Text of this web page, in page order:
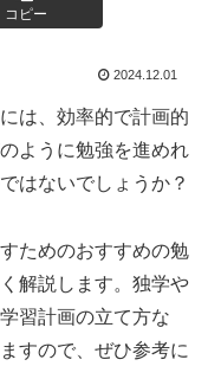
コピー
2024.12.01
は、効率的で計画的
ように勉強を進めれ
はないでしょうか？
ためのおすすめの勉
解説します。独学や
習計画の立て方な
すので、ぜひ参考に